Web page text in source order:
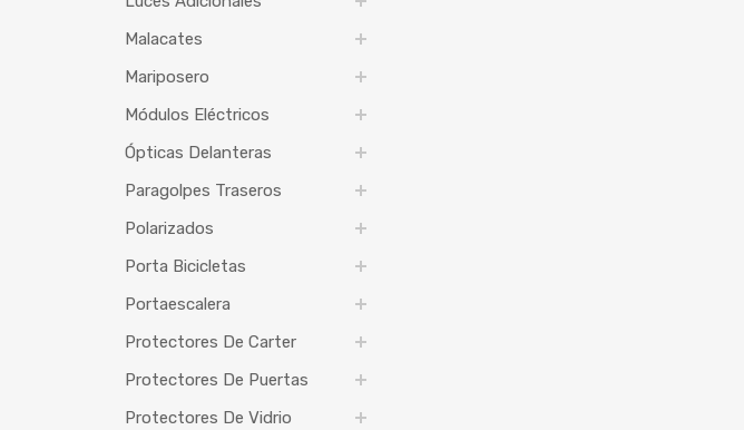
Malacates
Mariposero
Módulos Eléctricos
Ópticas Delanteras
Paragolpes Traseros
Polarizados
Porta Bicicletas
Portaescalera
Protectores De Carter
Protectores De Puertas
Protectores De Vidrio